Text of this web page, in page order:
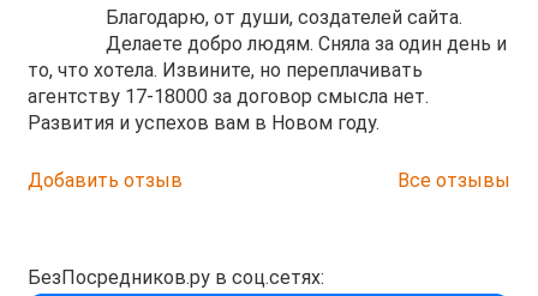
Благодарю, от души, создателей сайта.
Делаете добро людям. Сняла за один день и
то, что хотела. Извините, но переплачивать
агентству 17-18000 за договор смысла нет.
Развития и успехов вам в Новом году.
Добавить отзыв Все отзывы
БезПосредников.ру в соц.сетях: